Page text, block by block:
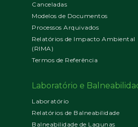
Canceladas
Modelos de Documentos
Processos Arquivados
Relatórios de Impacto Ambiental
(RIMA)
Termos de Referência
Laboratório e
Laboratório
Relatórios de Balneabilidade
Balneabilidade de Lagunas